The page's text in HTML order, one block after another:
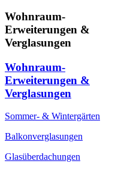
Wohnraum-
Erweiterungen &
Verglasungen
Wohnraum-
Erweiterungen &
Verglasungen
Sommer- & Wintergärten
Balkonverglasungen
Glasüberdachungen